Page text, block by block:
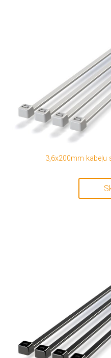
3,6x200mm kabeļu